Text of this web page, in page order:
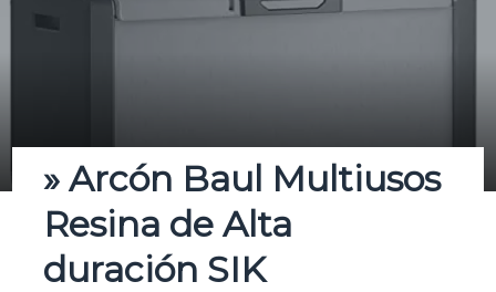
» Arcón Baul Multiusos
Resina de Alta
duración SIK